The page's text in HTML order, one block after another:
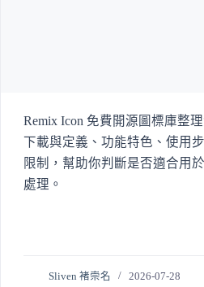
Remix Icon 免費開源圖標庫整
下載與定義、功能特色、使用
限制，幫助你判斷是否適合用
處理。
Sliven 褚崇名 2026-07-28